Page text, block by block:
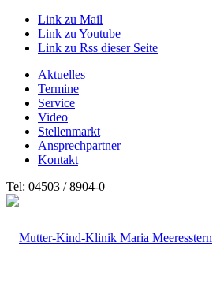
Link zu Mail
Link zu Youtube
Link zu Rss dieser Seite
Aktuelles
Termine
Service
Video
Stellenmarkt
Ansprechpartner
Kontakt
Tel: 04503 / 8904-0